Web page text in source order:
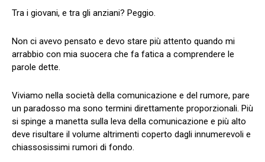
Tra i giovani, e tra gli anziani? Peggio.
Non ci avevo pensato e devo stare più attento quando mi
arrabbio con mia suocera che fa fatica a comprendere le
parole dette.
Viviamo nella società della comunicazione e del rumore, pare
un paradosso ma sono termini direttamente proporzionali. Più
si spinge a manetta sulla leva della comunicazione e più alto
deve risultare il volume altrimenti coperto dagli innumerevoli e
chiassosissimi rumori di fondo.